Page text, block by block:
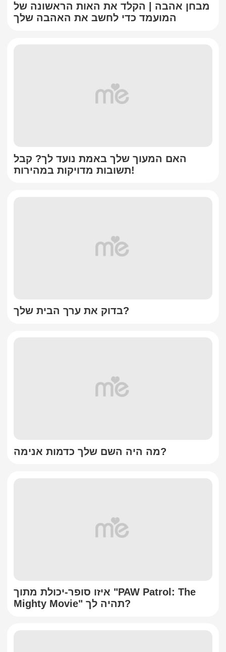
מבחן אהבה | הקלד את האות הראשונה של
המועמד כדי לחשב את האהבה שלך
האם המעוך שלך באמת נועד לך? קבל
תשובות מדויקות במהירות!
בדוק את ערך הבית שלך?
מה היה השם שלך כדמות אנימה?
איזו סופר-יכולת מתוך "PAW Patrol: The
Mighty Movie" תהיה לך?